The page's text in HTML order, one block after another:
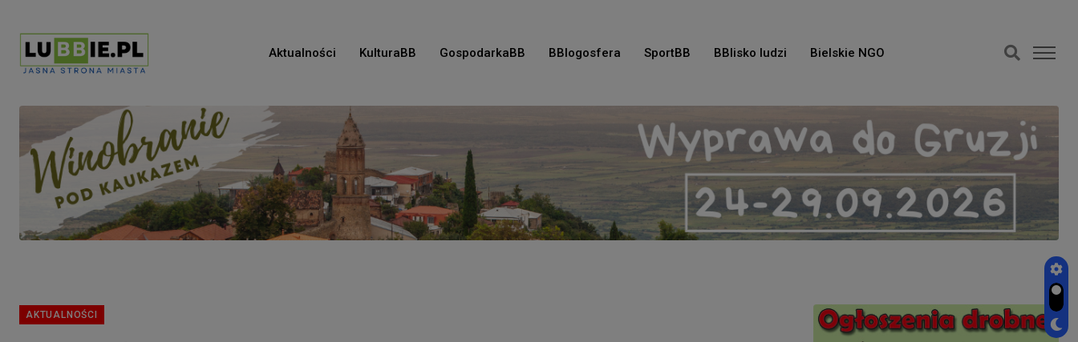
Aktualności KulturaBB GospodarkaBB BBlogosfera SportBB BBlisko ludzi Bielskie NGO
AKTUALNOŚCI